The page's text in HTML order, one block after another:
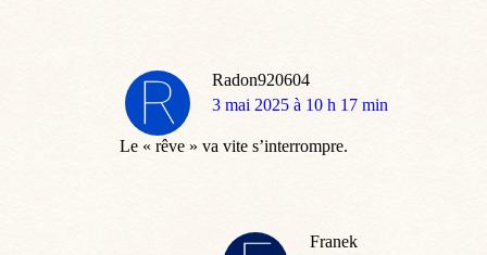
Radon920604
dit
3 mai 2025 à 10 h 17 min
Le « rêve » va vite s’interrompre.
Franek